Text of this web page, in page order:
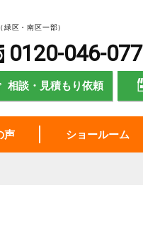
区・南区一部）
0120-046-077
相談・見積もり依頼
声 ショールーム